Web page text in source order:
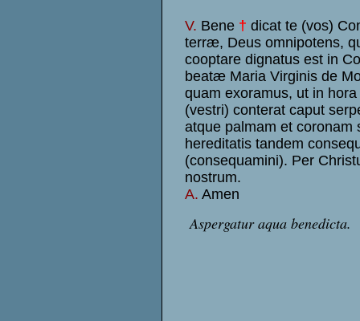
V. Bene † dicat te (vos)
terræ, Deus omnipotens,
cooptare dignatus est in
beatæ Maria Virginis de
quam exoramus, ut in
(vestri) conterat caput
atque palmam et
hereditatis tandem
(consequamini). Per
nostrum.
A. Amen
Aspergatur aqua benedicta.